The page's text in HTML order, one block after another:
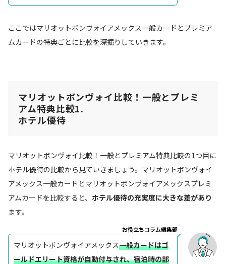
ここではマリオットボンヴォイアメックス一般カードとプレミア
ムカードの特典ごとに比較を深掘りしていきます。
マリオットボンヴォイ比較！一般とプレミ
アム特典比較1.
ホテル優待
マリオットボンヴォイ比較！一般とプレミアム特典比較の1つ目に
ホテル優待の比較から見ていきましょう。マリオットボンヴォイ
アメックス一般カードとマリオットボンヴォイアメックスプレミ
アムカードを比較すると、 ホテル優待の充実度に大きな差があり
ます。
お役立ちコラム編集部
マリオットボンヴォイアメックス一般カードはゴ
ールドエリート資格が自動付与され、宿泊時の部